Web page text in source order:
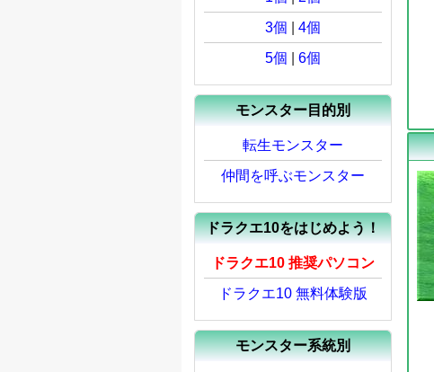
3個
4個
5個
6個
モンスター目的別
転生モンスター
仲間を呼ぶモンスター
ドラクエ10をはじめよう！
ドラクエ10 推奨パソコン
ドラクエ10 無料体験版
モンスター系統別